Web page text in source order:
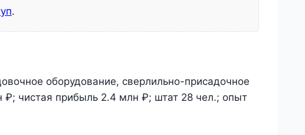
.
оборудование, сверлильно-присадочное
чистая прибыль 2.4 млн ₽; штат 28 чел.; опыт